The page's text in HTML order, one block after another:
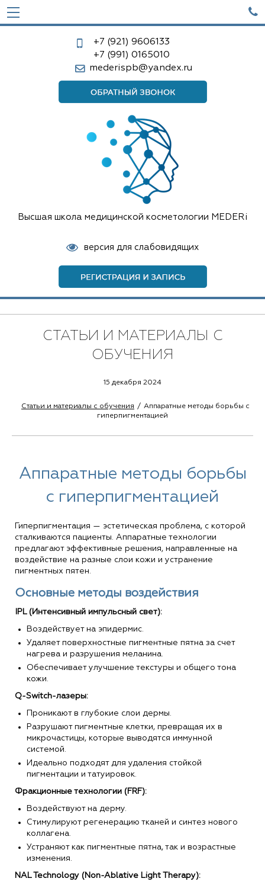

+7 (921) 9606133
+7 (991) 0165010
mederispb@yandex.ru
Высшая школа медицинской косметологии MEDERi
версия для слабовидящих
СТАТЬИ И МАТЕРИАЛЫ С
ОБУЧЕНИЯ
15 декабря 2024
Статьи и материалы с обучения
Аппаратные методы борьбы с
гиперпигментацией
Аппаратные методы борьбы
с гиперпигментацией
Гиперпигментация — эстетическая проблема, с которой
сталкиваются пациенты. Аппаратные технологии
предлагают эффективные решения, направленные на
воздействие на разные слои кожи и устранение
пигментных пятен.
Основные методы воздействия
IPL (Интенсивный импульсный свет):
Воздействует на эпидермис.
Удаляет поверхностные пигментные пятна за счет
нагрева и разрушения меланина.
Обеспечивает улучшение текстуры и общего тона
кожи.
Q-Switch-лазеры:
Проникают в глубокие слои дермы.
Разрушают пигментные клетки, превращая их в
микрочастицы, которые выводятся иммунной
системой.
Идеально подходят для удаления стойкой
пигментации и татуировок.
Фракционные технологии (FRF):
Воздействуют на дерму.
Стимулируют регенерацию тканей и синтез нового
коллагена.
Устраняют как пигментные пятна, так и возрастные
изменения.
NAL Technology (Non-Ablative Light Therapy):